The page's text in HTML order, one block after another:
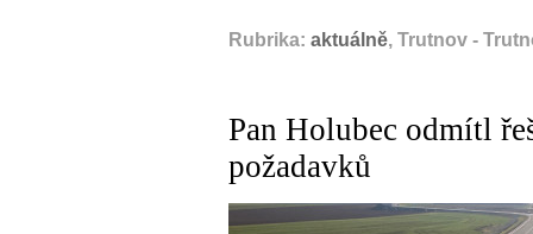
Rubrika: aktuálně, Trutnov -
Pan Holubec odmítl
požadavků